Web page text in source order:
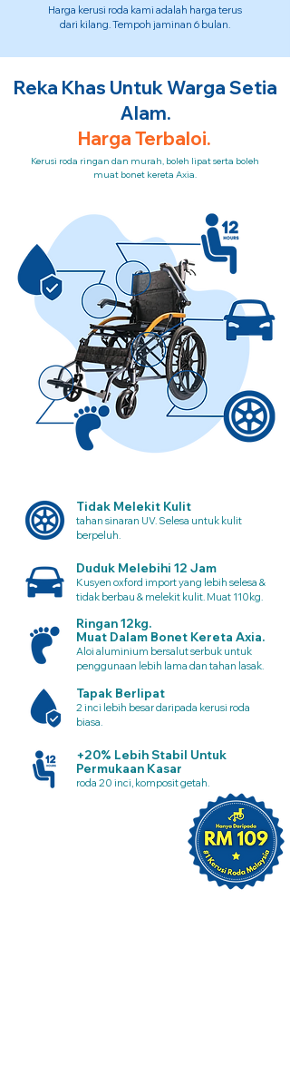
Harga kerusi roda kami adalah harga terus
dari kilang. Tempoh jaminan 6 bulan.
Reka Khas Untuk Warga Setia
Alam.
Harga Terbaloi.
Kerusi roda ringan dan murah, boleh lipat serta boleh
muat bonet kereta Axia.
Tidak Melekit Kulit
tahan sinaran UV. Selesa untuk kulit
berpeluh.
Duduk Melebihi 12 Jam
Kusyen oxford import yang lebih selesa &
tidak berbau & melekit kulit. Muat 110kg.
Ringan 12kg.
Muat Dalam Bonet Kereta Axia.
Aloi aluminium bersalut serbuk untuk
penggunaan lebih lama dan tahan lasak.
Tapak Berlipat
2 inci lebih besar daripada kerusi roda
biasa.
+20% Lebih Stabil Untuk
Permukaan Kasar
roda 20 inci, komposit getah.